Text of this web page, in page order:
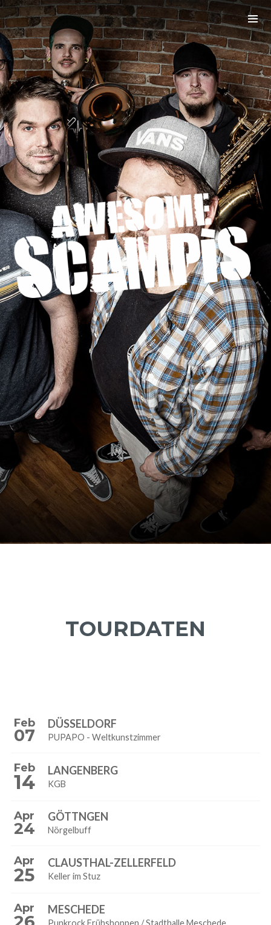
TOURDATEN
Feb
07
DÜSSELDORF
PUPAPO - Weltkunstzimmer
Feb
14 LANGENBERG
KGB
Apr
24
GÖTTNGEN
Nörgelbuff
Apr
25
CLAUSTHAL-ZELLERFELD
Keller im Stuz
Apr MESCHEDE
Punkrock Frühshoppen / Stadthalle Meschede